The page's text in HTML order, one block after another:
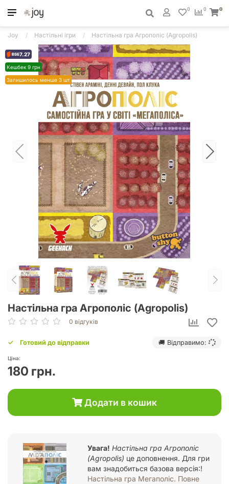
0
0 0
Joy Настільні ігри Настільна гра Агрополіс (Agropolis)
7.27
Кешбек 9 грн
Залишилось менше 3 шт
Настільна гра Агрополіс (Agropolis)
0 відгуків
Готовий до відправки 🚚 Відправимо:
Ціна:
180 грн.
Додати в кошик
Увага! Настільна гра Агрополіс
(Agropolis) це доповнення. Для гри
вам знадобиться базова версія:!
Настільна гра Мегаполіс. Повне